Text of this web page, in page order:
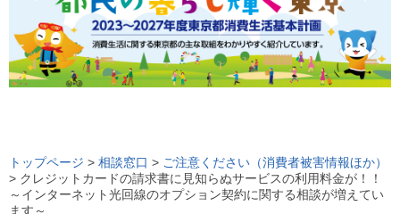
ー
カ
ル
トップページ > 相談窓口 > ご注意ください（消費者被害情報ほか）
> クレジットカードの請求書に見知らぬサービスの利用料金が！！
～インターネット光回線のオプション契約に関する相談が増えてい
ます～